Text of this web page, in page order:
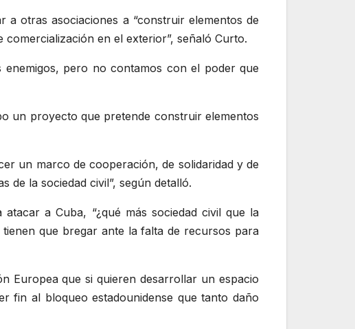
otras asociaciones a “construir elementos de
en el exterior”, señaló Curto.
pero no contamos con el poder que
un proyecto que pretende construir elementos
un marco de cooperación, de solidaridad y de
de la sociedad civil”, según detalló.
a Cuba, “¿qué más sociedad civil que la
que bregar ante la falta de recursos para
Europea que si quieren desarrollar un espacio
fin al bloqueo estadounidense que tanto daño